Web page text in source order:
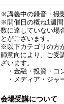
※講義中の録音・撮
※開催日の概ね1週
数に達していない場
とがございます。
※以下カテゴリの方
師意向により、ご受
ざいます。
・金融・投資・コ
・メディア・ジャ
会場受講について